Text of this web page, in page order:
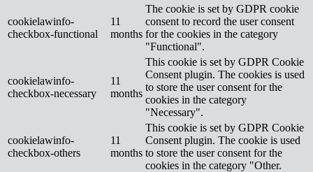
cookielawinfo-
checkbox-functional
11
months
The cookie is set by GDPR cookie
consent to record the user consent
for the cookies in the category
"Functional".
cookielawinfo-
checkbox-necessary
11
months
This cookie is set by GDPR Cookie
Consent plugin. The cookies is used
to store the user consent for the
cookies in the category
"Necessary".
cookielawinfo-
checkbox-others
11
months
This cookie is set by GDPR Cookie
Consent plugin. The cookie is used
to store the user consent for the
cookies in the category "Other.